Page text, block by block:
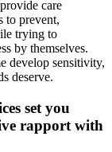
care
to prevent,
trying to
by themselves.
develop sensitivity,
deserve.
set you
rapport with